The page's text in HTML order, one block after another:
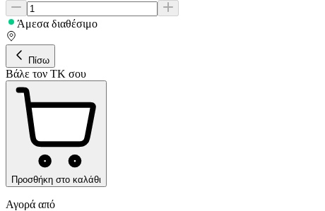
Άμεσα διαθέσιμο
Πίσω
Βάλε τον ΤΚ σου
Προσθήκη στο καλάθι
Αγορά από